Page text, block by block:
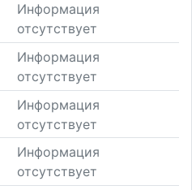
Информация
отсутствует
Информация
отсутствует
Информация
отсутствует
Информация
отсутствует